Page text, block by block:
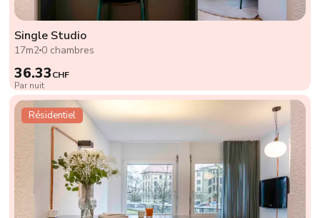
Single Studio
17m2 0 chambres
36.33CHF
Par nuit
Résidentiel